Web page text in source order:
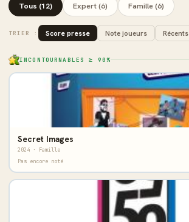
Tous (12) Expert (6) Famille (6)
TRIER : Score presse Note joueurs Récents
INCONTOURNABLES ≥ 90%
Secret Images
2024 · Famille
Pas encore noté